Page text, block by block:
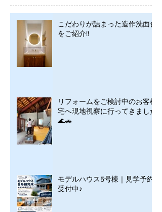
こだわりが詰まった造作洗面台
をご紹介!!
リフォームをご検討中のお客様
宅へ現地視察に行ってきました
🌊🚗
モデルハウス5号棟｜見学予約
受付中♪